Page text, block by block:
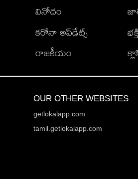
వినోదం
కరోనా అప్‌డేట్స్
రాజకీయం
OUR OTHER WEBSITES
getlokalapp.com
tamil.getlokalapp.com